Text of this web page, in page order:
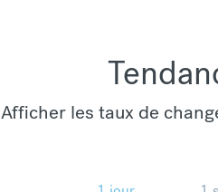
Afficher les taux de